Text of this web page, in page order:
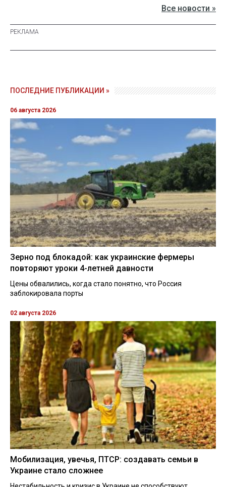
Все новости »
ПОСЛЕДНИЕ ПУБЛИКАЦИИ »
06 августа 2026
Зерно под блокадой: как украинские фермеры
повторяют уроки 4-летней давности
Цены обвалились, когда стало понятно, что Россия
заблокировала порты
02 августа 2026
Мобилизация, увечья, ПТСР: создавать семьи в
Украине стало сложнее